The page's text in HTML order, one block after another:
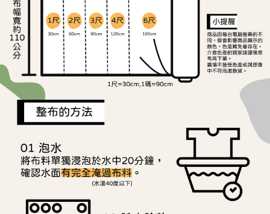
後付繳納相關費用。
※ 交易是否成功請以「AFTEE先享後付 」之結帳頁面顯示為準，若有關於
是否繳費成功／繳費後需取消欲退款等相關疑問，請聯繫「AFTEE先享後付
客戶支援中心」 https://netprotections.freshdesk.com/support/home
【注意事項】
１．透過由恩沛科技股份有限公司提供之「AFTEE先享後付」服務完成之交
易，需依本服務之必要範圍內提供個人資料，並將交易相關給付款項請求債
權轉讓予恩沛科技股份有限公司。
２．關於個人資料處理事宜，請瀏覽以下網址：
https://aftee.tw/terms/#terms3
３．未成年的使用者請事先徵得法定代理人或監護人之同意方可使用
「AFTEE先享後付」，若未經同意申辦者引起之損失，本公司不負相關責
任。
４．使用「AFTEE先享後付」時，將依據個別帳號之用戶狀況，依本公司即
時審查核予不同之上限額度；若仍有額度不足之情形，本公司將視審查結果
請求用戶進行身份認證。
５．嚴禁一人註冊多個帳號或使用他人資訊註冊。若發現惡意使用之情形，
恩沛科技股份有限公司將有權停止該用戶之使用額度並採取法律行動。
離島宅配
每筆NT$240